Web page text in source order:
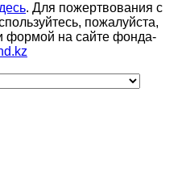
. Для пожертвования с
пожалуйста,
формой на сайте фонда-